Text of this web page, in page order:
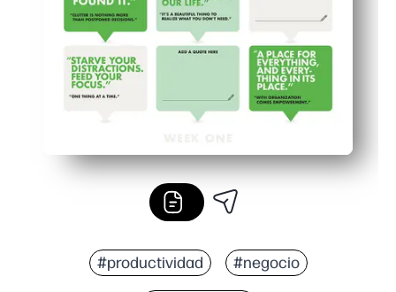
#productividad #negocio